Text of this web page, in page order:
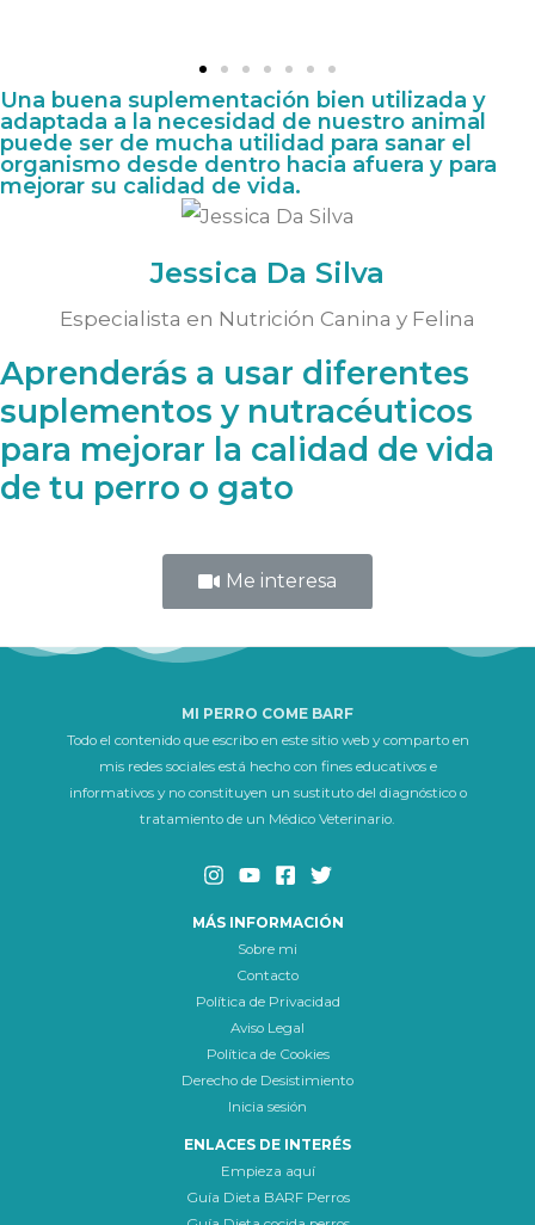
Una buena suplementación bien utilizada y
adaptada a la necesidad de nuestro animal
puede ser de mucha utilidad para sanar el
organismo desde dentro hacia afuera y para
mejorar su calidad de vida.
Jessica Da Silva
Especialista en Nutrición Canina y Felina
Aprenderás a usar diferentes
suplementos y nutracéuticos
para mejorar la calidad de vida
de tu perro o gato
Me interesa
MI PERRO COME BARF
Todo el contenido que escribo en este sitio web y comparto en
mis redes sociales está hecho con fines educativos e
informativos y no constituyen un sustituto del diagnóstico o
tratamiento de un Médico Veterinario.
MÁS INFORMACIÓN
Sobre mi
Contacto
Política de Privacidad
Aviso Legal
Política de Cookies
Derecho de Desistimiento
Inicia sesión
ENLACES DE INTERÉS
Empieza aquí
Guía Dieta BARF Perros